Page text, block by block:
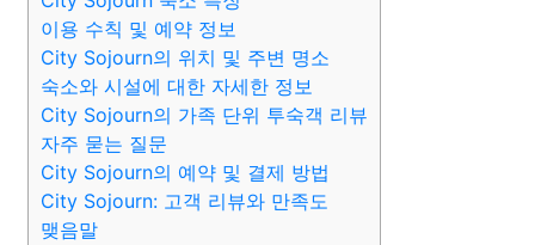
이용 수칙 및 예약 정보
City Sojourn의 위치 및 주변 명소
숙소와 시설에 대한 자세한 정보
City Sojourn의 가족 단위 투숙객 리뷰
자주 묻는 질문
City Sojourn의 예약 및 결제 방법
City Sojourn: 고객 리뷰와 만족도
맺음말